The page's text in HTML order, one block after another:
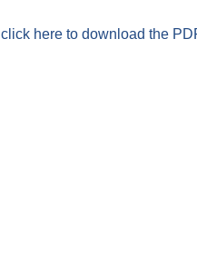
click here to download the